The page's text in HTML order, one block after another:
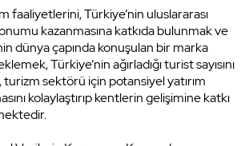
faaliyetlerini, Türkiye’nin uluslararası
kazanmasına katkıda bulunmak ve
dünya çapında konuşulan bir marka
Türkiye’nin ağırladığı turist sayısını
turizm sektörü için potansiyel yatırım
kolaylaştırıp kentlerin gelişimine katkı